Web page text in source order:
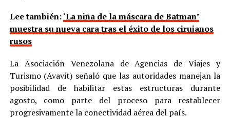
Lee también:‘La niña de la máscara de Batman’
muestra su nueva cara tras el éxito de los cirujanos
rusos
La Asociación Venezolana de Agencias de Viajes y
Turismo (Avavit) señaló que las autoridades manejan la
posibilidad de habilitar estas estructuras durante
agosto, como parte del proceso para restablecer
progresivamente la conectividad aérea del país.